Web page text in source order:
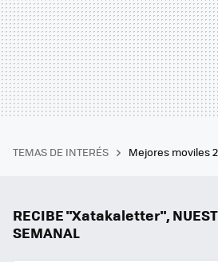
TEMAS DE INTERÉS Mejores moviles
RECIBE "Xatakaletter",
SEMANAL